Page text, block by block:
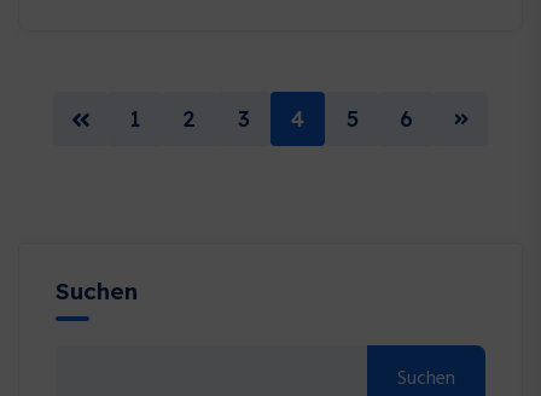
1 2 3 4 5 6
Suchen
Suchen